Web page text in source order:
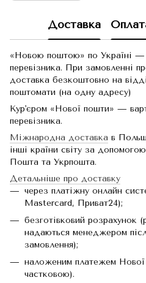
Доставка
«Новою поштою» по Україні —
перевізника. При замовленні
доставка безкоштовно на
поштомати (на одну адресу)
Кур'єром «Нової пошти» —
перевізника.
Міжнародна доставка в
інші країни світу за
Пошта та Укрпошта.
Детальніше про доставку
через платіжну онлайн
Mastercard, Приват24);
безготівковий розрахунок
надаються менеджером
замовлення);
наложеним платежем
частковою).